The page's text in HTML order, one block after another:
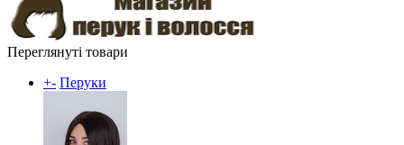
Переглянуті товари
+- Перуки